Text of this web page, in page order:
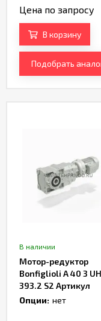
Цена по запросу
В корзину
Подобрать
В наличии
Мотор-редуктор
Bonfiglioli A 40 3
393.2 S2 Артикул
TH233205
Опции: нет